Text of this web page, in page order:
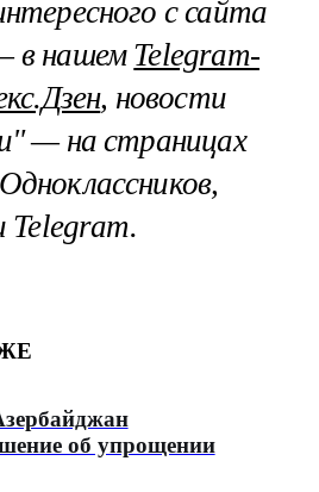
с сайта
в нашем Telegram-
, новости
— на страницах
Telegram.
об упрощении